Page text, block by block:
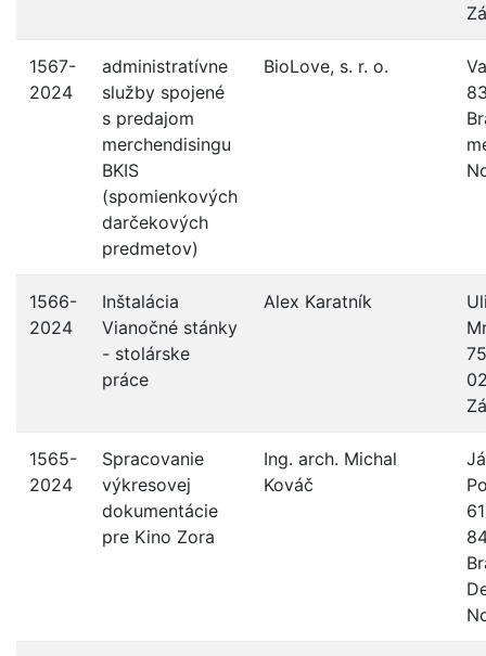
1567-
2024
administratívne
služby spojené
s predajom
merchendisingu
BKIS
(spomienkových
darčekových
predmetov)
BioLove, s. r. o.
1566-
2024
Inštalácia
Vianočné stánky
- stolárske
práce
Alex Karatník
1565-
2024
Spracovanie
výkresovej
dokumentácie
pre Kino Zora
Ing. arch. Michal
Kováč